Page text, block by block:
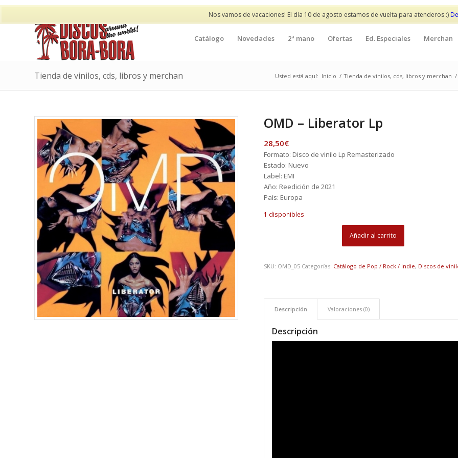
Nos vamos de vacaciones! El día 10 de agosto estamos de vuelta para atenderos :)
Catálogo Novedades 2ª mano Ofertas Ed. Especiales Merchan
Tienda de vinilos, cds, libros y merchan Usted está aquí: Inicio / Tienda de vinilos, cds, libros y merchan /
OMD – Liberator Lp
28,50€
Formato: Disco de vinilo Lp Remasterizado
Estado: Nuevo
Label: EMI
Año: Reedición de 2021
País: Europa
1 disponibles
Añadir al carrito
SKU: OMD_05 Categorías: Catálogo de Pop / Rock / Indie, Discos de
Descripción Valoraciones (0)
Descripción